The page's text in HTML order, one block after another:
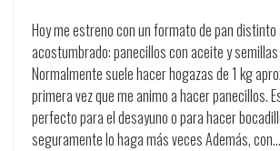
Hoy me estreno con un formato de pan
acostumbrado: panecillos con aceite y semillas
Normalmente suele hacer hogazas de 1 kg
primera vez que me animo a hacer panecillos.
perfecto para el desayuno o para hacer
seguramente lo haga más veces Además, con…